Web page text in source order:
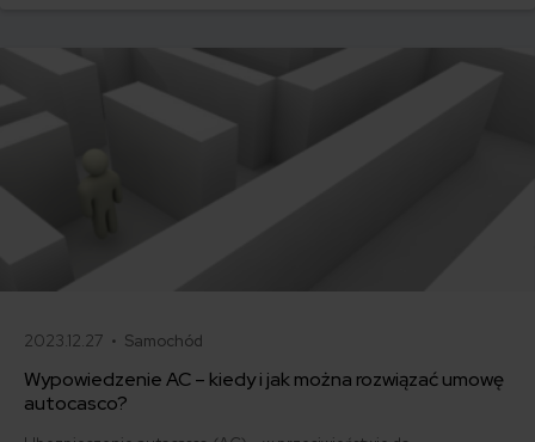
2023.12.27 • Samochód
Wypowiedzenie AC – kiedy i jak można rozwiązać umowę
autocasco?